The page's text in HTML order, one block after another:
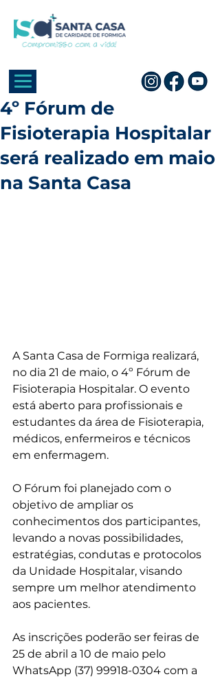
4º Fórum de
Fisioterapia Hospitalar
será realizado em maio
na Santa Casa
A Santa Casa de Formiga realizará,
no dia 21 de maio, o 4º Fórum de
Fisioterapia Hospitalar. O evento
está aberto para profissionais e
estudantes da área de Fisioterapia,
médicos, enfermeiros e técnicos
em enfermagem.
O Fórum foi planejado com o
objetivo de ampliar os
conhecimentos dos participantes,
levando a novas possibilidades,
estratégias, condutas e protocolos
da Unidade Hospitalar, visando
sempre um melhor atendimento
aos pacientes.
As inscrições poderão ser feiras de
25 de abril a 10 de maio pelo
WhatsApp (37) 99918-0304 com a